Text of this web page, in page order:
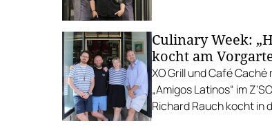
Culinary Week:
kocht am
XO Grill und Café
„Amigos Latinos“ im
Richard Rauch kocht in